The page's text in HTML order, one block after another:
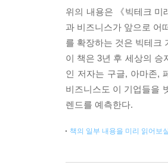
위의 내용은 《빅테크 미
과 비즈니스가 앞으로 어
를 확장하는 것은 빅테크
이 책은 3년 후 세상의 승
인 저자는 구글, 아마존,
비즈니스도 이 기업들을
렌드를 예측한다.
책의 일부 내용을 미리 읽어보